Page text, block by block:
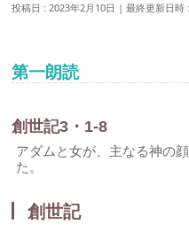
投稿日 : 2023年2月10日 最終更新日時
第一朗読
創世記3・1-8
アダムと女が、主なる神の
た。
創世記